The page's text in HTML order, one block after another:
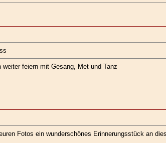
feiern mit Gesang, Met und Tanz
Fotos ein wunderschönes Erinnerungsstück an